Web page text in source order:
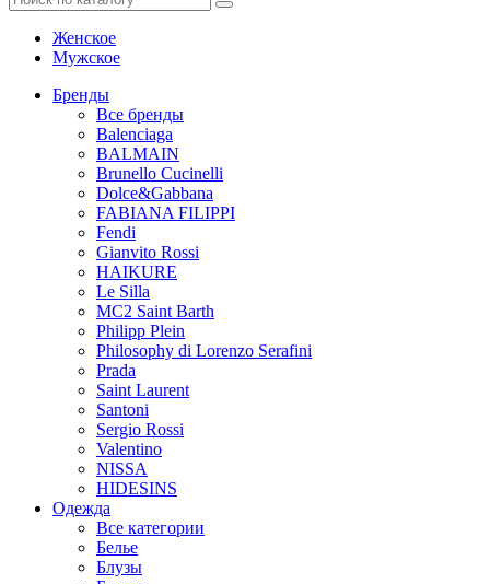
Женское
Мужское
Бренды
Все бренды
Balenciaga
BALMAIN
Brunello Cucinelli
Dolce&Gabbana
FABIANA FILIPPI
Fendi
Gianvito Rossi
HAIKURE
Le Silla
MC2 Saint Barth
Philipp Plein
Philosophy di Lorenzo Serafini
Prada
Saint Laurent
Santoni
Sergio Rossi
Valentino
NISSA
HIDESINS
Одежда
Все категории
Белье
Блузы